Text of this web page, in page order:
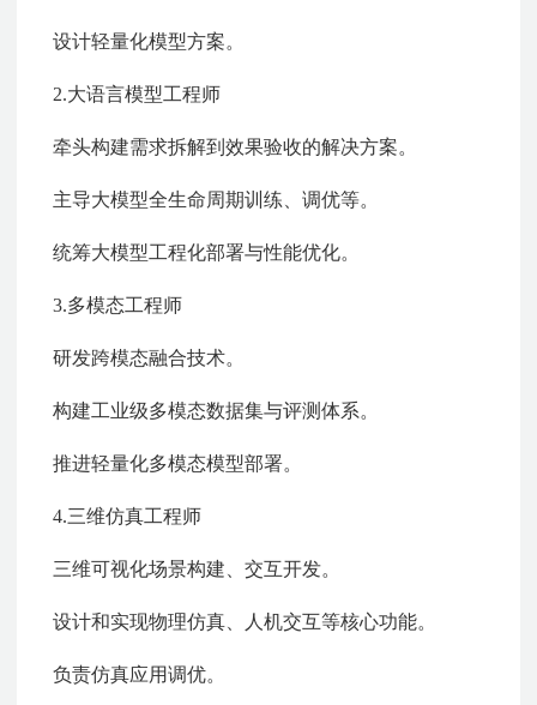
设计轻量化模型方案。
2.大语言模型工程师
牵头构建需求拆解到效果验收的解决方案。
主导大模型全生命周期训练、调优等。
统筹大模型工程化部署与性能优化。
3.多模态工程师
研发跨模态融合技术。
构建工业级多模态数据集与评测体系。
推进轻量化多模态模型部署。
4.三维仿真工程师
三维可视化场景构建、交互开发。
设计和实现物理仿真、人机交互等核心功能。
负责仿真应用调优。